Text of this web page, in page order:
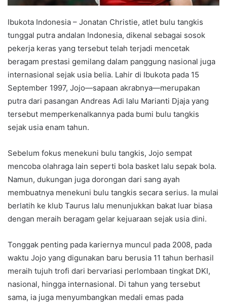
Ibukota Indonesia – Jonatan Christie, atlet bulu tangkis
tunggal putra andalan Indonesia, dikenal sebagai sosok
pekerja keras yang tersebut telah terjadi mencetak
beragam prestasi gemilang dalam panggung nasional juga
internasional sejak usia belia. Lahir di Ibukota pada 15
September 1997, Jojo—sapaan akrabnya—merupakan
putra dari pasangan Andreas Adi lalu Marianti Djaja yang
tersebut memperkenalkannya pada bumi bulu tangkis
sejak usia enam tahun.
Sebelum fokus menekuni bulu tangkis, Jojo sempat
mencoba olahraga lain seperti bola basket lalu sepak bola.
Namun, dukungan juga dorongan dari sang ayah
membuatnya menekuni bulu tangkis secara serius. Ia mulai
berlatih ke klub Taurus lalu menunjukkan bakat luar biasa
dengan meraih beragam gelar kejuaraan sejak usia dini.
Tonggak penting pada kariernya muncul pada 2008, pada
waktu Jojo yang digunakan baru berusia 11 tahun berhasil
meraih tujuh trofi dari bervariasi perlombaan tingkat DKI,
nasional, hingga internasional. Di tahun yang tersebut
sama, ia juga menyumbangkan medali emas pada